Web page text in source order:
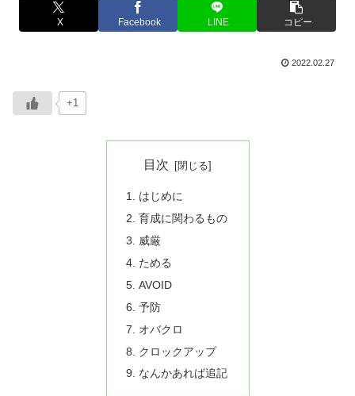
X Facebook LINE コピー
2022.02.27
+1
目次
はじめに
育成に関わるもの
威厳
ためる
AVOID
予防
オバクロ
クロックアップ
なんかあれば追記